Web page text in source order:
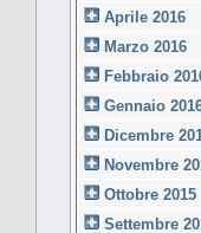
Aprile 2016
Marzo 2016
Febbraio
Gennaio
Dicembre
Novembre
Ottobre 2015
Settembre